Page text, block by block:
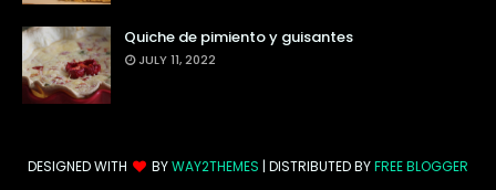
Quiche de pimiento y guisantes
JULY 11, 2022
DESIGNED WITH BYWAY2THEMES | DISTRIBUTED BYFREE BLOGGER